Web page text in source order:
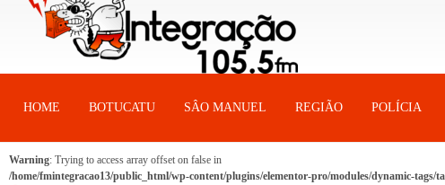
HOME BOTUCATU SÂO MANUEL REGIÃO POLÍCIA
Warning: Trying to access array offset on false in
/home/fmintegracao13/public_html/wp-content/plugins/elementor-pro/modules/dynamic-tags/